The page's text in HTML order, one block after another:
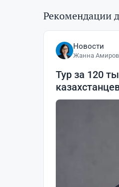
Рекомендации
Новости
Жанна
Тур за 120